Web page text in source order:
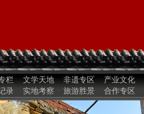
栏 文学天地 非遗专区 产业文化
录 实地考察 旅游胜景 合作专区